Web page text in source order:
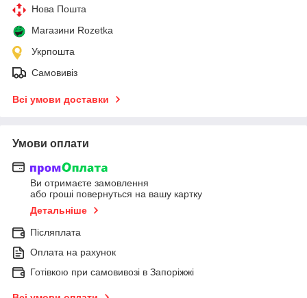
Нова Пошта
Магазини Rozetka
Укрпошта
Самовивіз
Всі умови доставки
Умови оплати
Ви отримаєте замовлення
або гроші повернуться на вашу картку
Детальніше
Післяплата
Оплата на рахунок
Готівкою при самовивозі в Запоріжжі